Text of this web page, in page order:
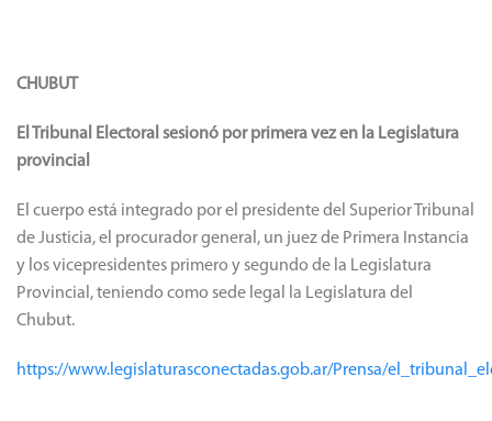
CHUBUT
El Tribunal Electoral sesionó por primera vez en la Legislatura
provincial
El cuerpo está integrado por el presidente del Superior Tribunal
de Justicia, el procurador general, un juez de Primera Instancia
y los vicepresidentes primero y segundo de la Legislatura
Provincial, teniendo como sede legal la Legislatura del
Chubut.
https://www.legislaturasconectadas.gob.ar/Prensa/